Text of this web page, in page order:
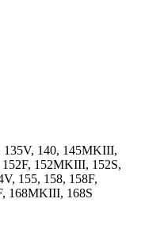
135V, 140, 145MKIII,
152MKIII, 152S,
155, 158, 158F,
168MKIII, 168S